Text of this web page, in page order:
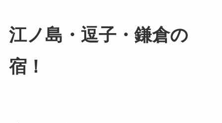
江ノ島・逗子・鎌倉の
宿！